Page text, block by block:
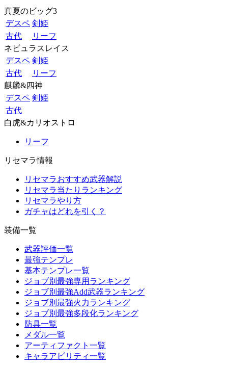
真夏のビッグ3
デスペ 剣姫
古代
リーフ
ネビュラスレイス
デスペ 剣姫
古代
リーフ
麒麟&四神
デスペ 剣姫
古代
白虎&カリオストロ
リーフ
リセマラ情報
リセマラおすすめ武器解説
リセマラ当たりランキング
リセマラやり方
ガチャはどれを引く？
装備一覧
武器評価一覧
最強テンプレ
基本テンプレ一覧
ジョブ別最強専用ランキング
ジョブ別最強Add武器ランキング
ジョブ別最強火力ランキング
ジョブ別最強多段化ランキング
防具一覧
メダル一覧
アーティファクト一覧
キャラアビリティ一覧